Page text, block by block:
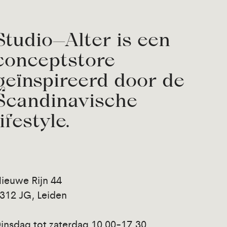
is een
door de
Rijn 44
JG, Leiden
tot zaterdag 10.00-17.30